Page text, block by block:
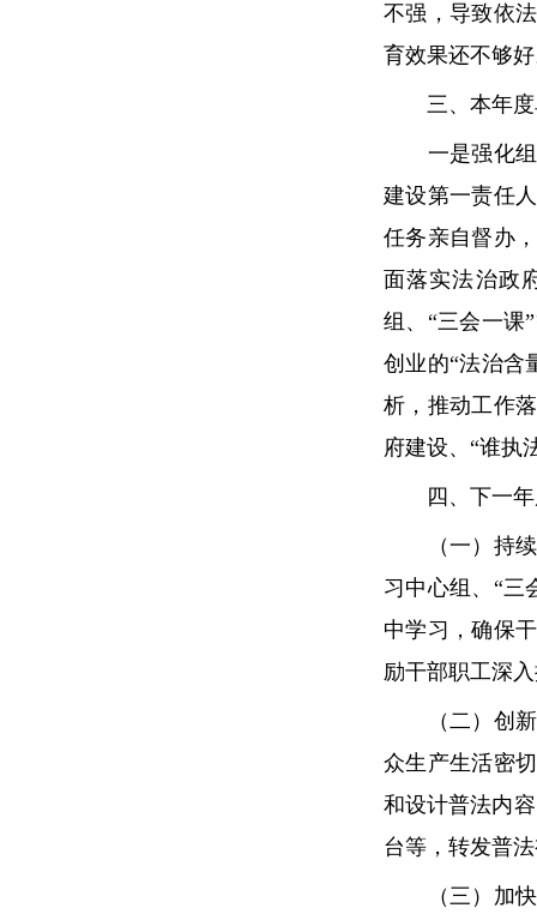
不强，导致依
育效果还不够
三、本年度单
一是强化组
建设第一责任
任务亲自督办
面落实法治政
组、“三会一课
创业的“法治含
析，推动工作
府建设、“谁执
四、下一年
（一）持续
习中心组、“三
中学习，确保
励干部职工深
（二）创新
众生产生活密
和设计普法内
台等，转发普
（三）加快